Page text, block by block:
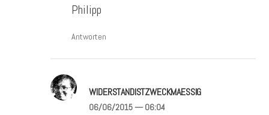
Philipp
Antworten
WIDERSTANDISTZWECKMAESSIG
06/06/2015— 06:04